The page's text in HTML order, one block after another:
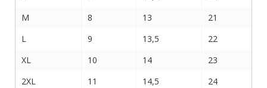
M
8 13
21
L
9 13,5
22
XL
10 14
23
2XL
11 14,5
24